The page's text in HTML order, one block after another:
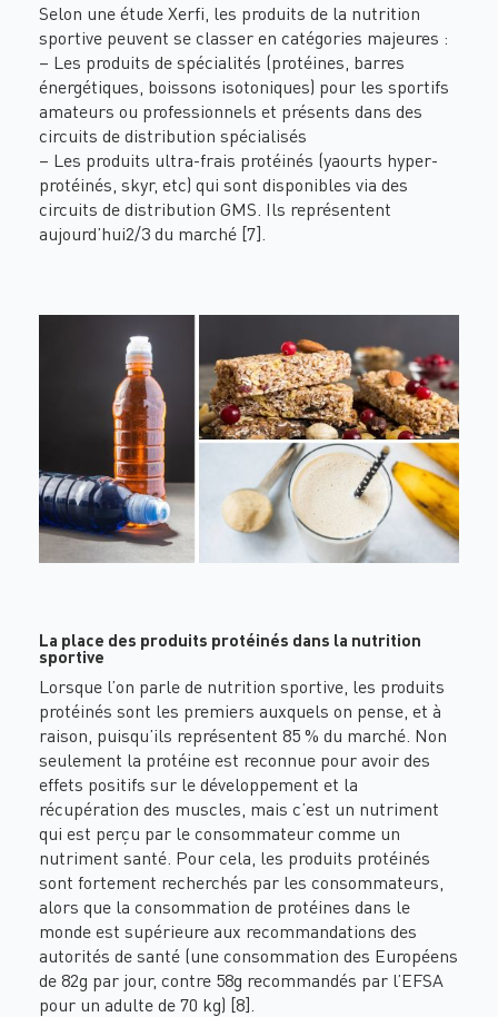
Selon une étude Xerfi, les produits de la nutrition
sportive peuvent se classer en catégories majeures :
– Les produits de spécialités (protéines, barres
énergétiques, boissons isotoniques) pour les sportifs
amateurs ou professionnels et présents dans des
circuits de distribution spécialisés
– Les produits ultra-frais protéinés (yaourts hyper-
protéinés, skyr, etc) qui sont disponibles via des
circuits de distribution GMS. Ils représentent
aujourd’hui2/3 du marché [7].
La place des produits protéinés dans la nutrition
sportive
Lorsque l’on parle de nutrition sportive, les produits
protéinés sont les premiers auxquels on pense, et à
raison, puisqu’ils représentent 85 % du marché. Non
seulement la protéine est reconnue pour avoir des
effets positifs sur le développement et la
récupération des muscles, mais c’est un nutriment
qui est perçu par le consommateur comme un
nutriment santé. Pour cela, les produits protéinés
sont fortement recherchés par les consommateurs,
alors que la consommation de protéines dans le
monde est supérieure aux recommandations des
autorités de santé (une consommation des Européens
de 82g par jour, contre 58g recommandés par l’EFSA
pour un adulte de 70 kg) [8].